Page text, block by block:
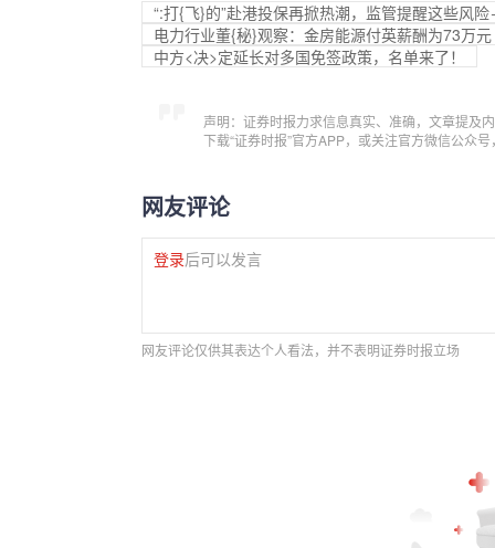
“:打{飞}的”赴港投保再掀热潮，监管提醒这些风
电力行业董{秘}观察：金房能源付英薪酬为73万
中方<决>定延长对多国免签政策，名单来了！
声明：证券时报力求信息真实、准确，文章提及
下载“证券时报”官方APP，或关注官方微信公众
网友评论
登录后可以发言
网友评论仅供其表达个人看法，并不表明证券时报立场